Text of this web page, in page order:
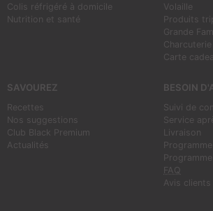
Colis réfrigéré à domicile
Nutrition et santé
Volaille
Produits
Grande
Carte
SAVOUREZ
Recettes
Nos suggestions
Club Black Premium
Actualités
BESOIN
Suivi de
Service
Livraison
FAQ
Avis clients